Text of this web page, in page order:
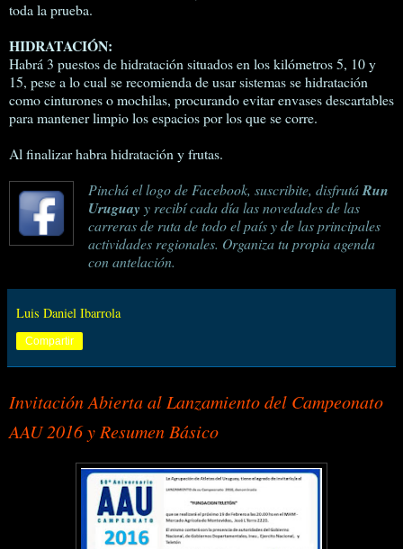
toda la prueba.
HIDRATACIÓN:
Habrá 3 puestos de hidratación situados en los kilómetros 5, 10 y
15, pese a lo cual se recomienda de usar sistemas se hidratación
como cinturones o mochilas, procurando evitar envases descartables
para mantener limpio los espacios por los que se corre.
Al finalizar habra hidratación y frutas.
Pinchá el logo de Facebook, suscribite, disfrutáRun
Uruguay y recibí cada día las novedades de las
carreras de ruta de todo el país y de las principales
actividades regionales. Organiza tu propia agenda
con antelación.
Luis Daniel Ibarrola
Compartir
Invitación Abierta al Lanzamiento del Campeonato
AAU 2016 y Resumen Básico